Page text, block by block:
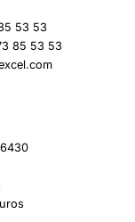
53 53
85 53 53